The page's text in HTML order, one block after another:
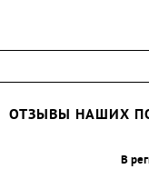
ОТЗЫВЫ НАШИХ
В